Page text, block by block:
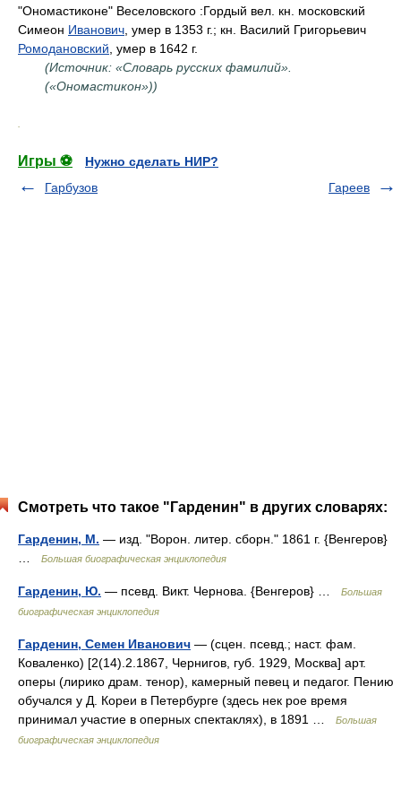
"Ономастиконе" Веселовского :Гордый вел. кн. московский
Симеон Иванович , умер в 1353 г.; кн. Василий Григорьевич
Ромодановский , умер в 1642 г.
(Источник: «Словарь русских фамилий».
(«Ономастикон»))
Игры ⚽
Нужно сделать НИР?
Гарбузов
Гареев
Смотреть что такое "Гарденин" в других словарях:
Гарденин, М. — изд. "Ворон. литер. сборн." 1861 г. {Венгеров}
Большая биографическая энциклопедия
Гарденин, Ю. — псевд. Викт. Чернова. {Венгеров} …
Большая
биографическая энциклопедия
Гарденин, Семен Иванович — (сцен. псевд.; наст. фам.
Коваленко) [2(14).2.1867, Чернигов, губ. 1929, Москва] арт.
оперы (лирико драм. тенор), камерный певец и педагог. Пению
обучался у Д. Кореи в Петербурге (здесь нек рое время
принимал участие в оперных спектаклях), в 1891 …
Большая
биографическая энциклопедия